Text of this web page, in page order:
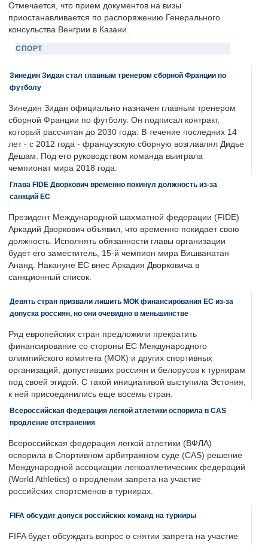
Отмечается, что прием документов на визы
приостанавливается по распоряжению Генерального
консульства Венгрии в Казани.
СПОРТ
Зинедин Зидан стал главным тренером сборной Франции по
футболу
Зинедин Зидан официально назначен главным тренером
сборной Франции по футболу. Он подписал контракт,
который рассчитан до 2030 года. В течение последних 14
лет - с 2012 года - французскую сборную возглавлял Дидье
Дешам. Под его руководством команда выиграла
чемпионат мира 2018 года.
Глава FIDE Дворкович временно покинул должность из-за
санкций ЕС
Президент Международной шахматной федерации (FIDE)
Аркадий Дворкович объявил, что временно покидает свою
должность. Исполнять обязанности главы организации
будет его заместитель, 15-й чемпион мира Вишванатан
Ананд. Накануне ЕС внес Аркадия Дворковича в
санкционный список.
Девять стран призвали лишить МОК финансирования ЕС из-за
допуска россиян, но они очевидно в меньшинстве
Ряд европейских стран предложили прекратить
финансирование со стороны ЕС Международного
олимпийского комитета (МОК) и других спортивных
организаций, допустивших россиян и белорусов к турнирам
под своей эгидой. С такой инициативой выступила Эстония,
к ней присоединились еще восемь стран.
Всероссийская федерация легкой атлетики оспорила в CAS
продление отстранения
Всероссийская федерация легкой атлетики (ВФЛА)
оспорила в Спортивном арбитражном суде (CAS) решение
Международной ассоциации легкоатлетических федераций
(World Athletics) о продлении запрета на участие
российских спортсменов в турнирах.
FIFA обсудит допуск российских команд на турниры
FIFA будет обсуждать вопрос о снятии запрета на участие